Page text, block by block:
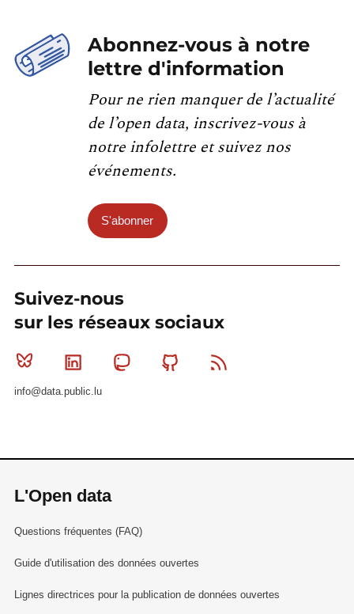
Abonnez-vous à notre
lettre d'information
Pour ne rien manquer de l’actualité
de l’open data, inscrivez-vous à
notre infolettre et suivez nos
événements.
S'abonner
Suivez-nous
sur les réseaux sociaux
Bluesky Linkedin MastodonGithub
info@data.public.lu
L'Open data
Questions fréquentes (FAQ)
Guide d'utilisation des données ouvertes
Lignes directrices pour la publication de données ouvertes